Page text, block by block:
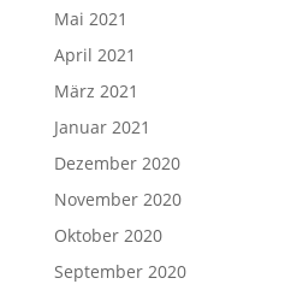
Mai 2021
April 2021
März 2021
Januar 2021
Dezember 2020
November 2020
Oktober 2020
September 2020